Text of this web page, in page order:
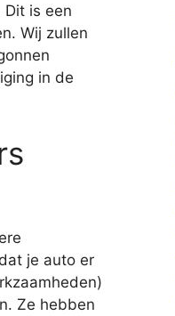
is een
Wij zullen
in de
je auto er
Ze hebben